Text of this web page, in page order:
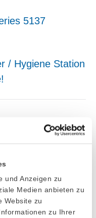
und Anzeigen zu
Medien anbieten zu
Website zu
zu Ihrer
5137
/ Hygiene Station